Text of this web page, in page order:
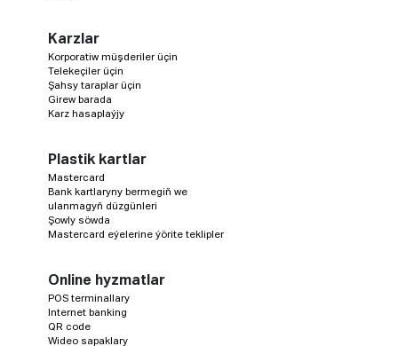
Karzlar
Korporatiw müşderiler üçin
Telekeçiler üçin
Şahsy taraplar üçin
Girew barada
Karz hasaplaýjy
Plastik kartlar
Mastercard
Bank kartlaryny bermegiň we
ulanmagyň düzgünleri
Şowly söwda
Mastercard eýelerine ýörite teklipler
Online hyzmatlar
POS terminallary
Internet banking
QR code
Wideo sapaklary